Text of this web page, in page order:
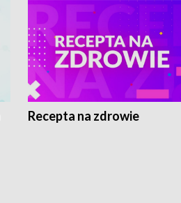
Recepta na zdrowie